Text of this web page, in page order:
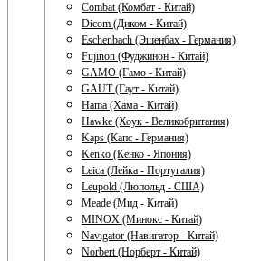
Combat (Комбат - Китай)
Dicom (Диком - Китай)
Eschenbach (Эшенбах - Германия)
Fujinon (Фуджинон - Китай)
GAMO (Гамо - Китай)
GAUT (Гаут - Китай)
Hama (Хама - Китай)
Hawke (Хоук - Великобритания)
Kaps (Капс - Германия)
Kenko (Кенко - Япония)
Leica (Лейка - Португалия)
Leupold (Люпольд - США)
Meade (Мид - Китай)
MINOX (Минокс - Китай)
Navigator (Навигатор - Китай)
Norbert (Норберт - Китай)